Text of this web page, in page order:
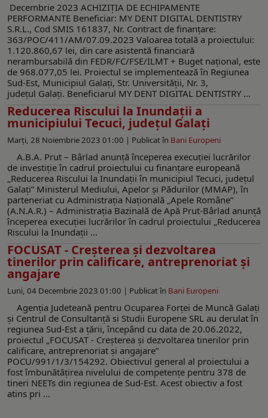
Decembrie 2023 ACHIZIŢIA DE ECHIPAMENTE
PERFORMANTE Beneficiar: MY DENT DIGITAL DENTISTRY
S.R.L., Cod SMIS 161837, Nr. Contract de finanțare:
363/POC/411/AM/07.09.2023 Valoarea totală a proiectului:
1.120.860,67 lei, din care asistentă financiară
nerambursabilă din FEDR/FC/FSE/ILMT + Buget naţional, este
de 968.077,05 lei. Proiectul se implementează în Regiunea
Sud-Est, Municipiul Galați, Str. Universității, Nr. 3,
judeţul Galați. Beneficiarul MY DENT DIGITAL DENTISTRY ...
Reducerea Riscului la Inundații a
municipiului Tecuci, județul Galați
Marți, 28 Noiembrie 2023 01:00 | Publicat în Bani Europeni
A.B.A. Prut – Bârlad anunță începerea execuției lucrărilor
de investiție în cadrul proiectului cu finanțare europeană
„Reducerea Riscului la Inundații în municipiul Tecuci, județul
Galați” Ministerul Mediului, Apelor și Pădurilor (MMAP), în
parteneriat cu Administrația Națională „Apele Române”
(A.N.A.R.) – Administrația Bazinală de Apă Prut-Bârlad anunță
începerea execuției lucrărilor în cadrul proiectului „Reducerea
Riscului la Inundații ...
FOCUSAT - Creșterea și dezvoltarea
tinerilor prin calificare, antreprenoriat și
angajare
Luni, 04 Decembrie 2023 01:00 | Publicat în Bani Europeni
Agenția Judeteană pentru Ocuparea Forței de Muncă Galați
și Centrul de Consultanță si Studii Europene SRL au derulat în
regiunea Sud-Est a țării, începând cu data de 20.06.2022,
proiectul „FOCUSAT - Creșterea și dezvoltarea tinerilor prin
calificare, antreprenoriat și angajare”
POCU/991/1/3/154292. Obiectivul general al proiectului a
fost îmbunătățirea nivelului de competențe pentru 378 de
tineri NEETs din regiunea de Sud-Est. Acest obiectiv a fost
atins pri ...